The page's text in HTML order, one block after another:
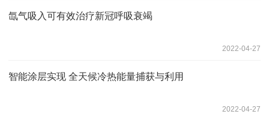
氙气吸入可有效治疗新冠呼吸衰竭
2022-04-27
智能涂层实现 全天候冷热能量捕获与利用
2022-04-27